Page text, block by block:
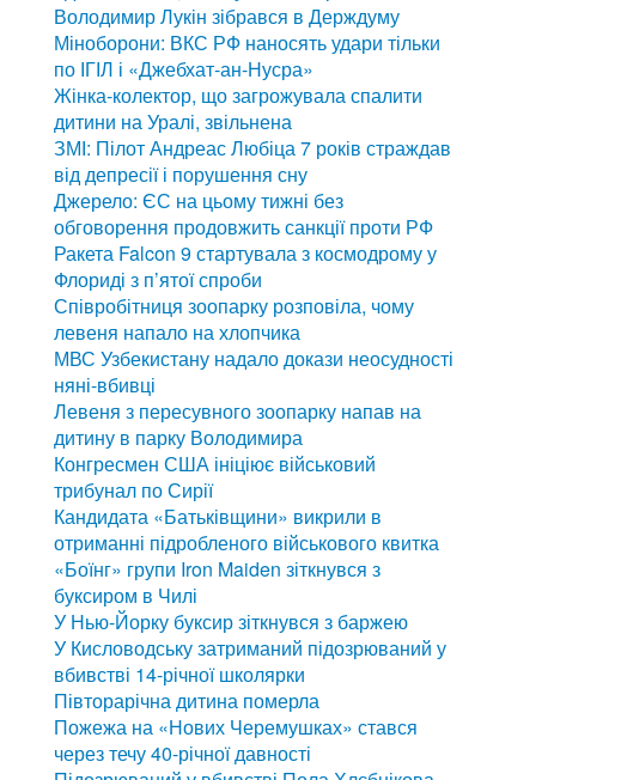
Володимир Лукін зібрався в Держдуму
Міноборони: ВКС РФ наносять удари тільки
по ІГІЛ і «Джебхат-ан-Нусра»
Жінка-колектор, що загрожувала спалити
дитини на Уралі, звільнена
ЗМІ: Пілот Андреас Любіца 7 років страждав
від депресії і порушення сну
Джерело: ЄС на цьому тижні без
обговорення продовжить санкції проти РФ
Ракета Falcon 9 стартувала з космодрому у
Флориді з п’ятої спроби
Співробітниця зоопарку розповіла, чому
левеня напало на хлопчика
МВС Узбекистану надало докази неосудності
няні-вбивці
Левеня з пересувного зоопарку напав на
дитину в парку Володимира
Конгресмен США ініціює військовий
трибунал по Сирії
Кандидата «Батьківщини» викрили в
отриманні підробленого військового квитка
«Боїнг» групи Iron Maiden зіткнувся з
буксиром в Чилі
У Нью-Йорку буксир зіткнувся з баржею
У Кисловодську затриманий підозрюваний у
вбивстві 14-річної школярки
Півторарічна дитина померла
Пожежа на «Нових Черемушках» стався
через течу 40-річної давності